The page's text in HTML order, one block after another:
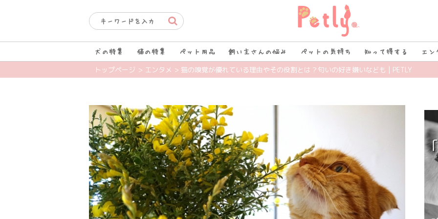
犬の特集 猫の特集 ペット用品 飼い主さんの悩み ペットの気持ち 知って得する エン
トップページ > エンタメ > 猫の嗅覚が優れている理由やその役割とは？匂いの好き嫌いなども | PETLY